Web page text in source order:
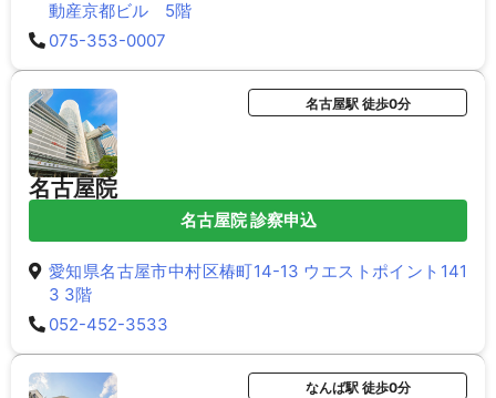
動産京都ビル 5階
075-353-0007
名古屋院
名古屋駅 徒歩0分
名古屋院 診察申込
愛知県名古屋市中村区椿町14-13 ウエストポイント141
3 3階
052-452-3533
なんば駅 徒歩0分